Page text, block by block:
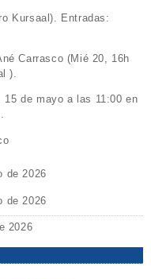
Kursaal). Entradas:
Carrasco (Mié 20, 16h
).
de mayo a las 11:00 en
de 2026
de 2026
2026